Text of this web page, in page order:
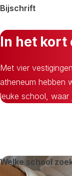
Bijschrift
In het kort
Met vier
atheneum hebben
leuke school, waar
Welke school